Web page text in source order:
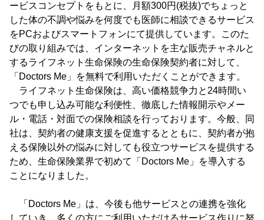
ービスコンセプトをもとに、月額300円(税抜)でちょっと
した体の不調や悩みを何度でも医師に相談できるサービス
をPCおよびスマートフォンにて提供しています。このた
びの取り組みでは、インターネットを主な販売チャネルと
するライフネット生命保険の生命保険契約者に対して、
「Doctors Me」を無料で利用いただくことができます。
ライフネット生命保険は、高い価格競争力と24時間い
つでも申し込み可能な利便性、徹底した情報開示やメー
ル・電話・対面での保険相談を行っております。今般、同
社は、契約者の健康支援を促進するとともに、契約者が抱
える保険以外の悩みに対しても役立つサービスを提供する
ため、生命保険業界で初めて「Doctors Me」を導入する
ことになりました。
「Doctors Me」は、今後も他サービスとの連携を強化
していき、多くの方にご利用いただけるサービス作りに努